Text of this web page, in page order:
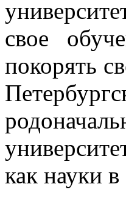
свое
покорять
как науки